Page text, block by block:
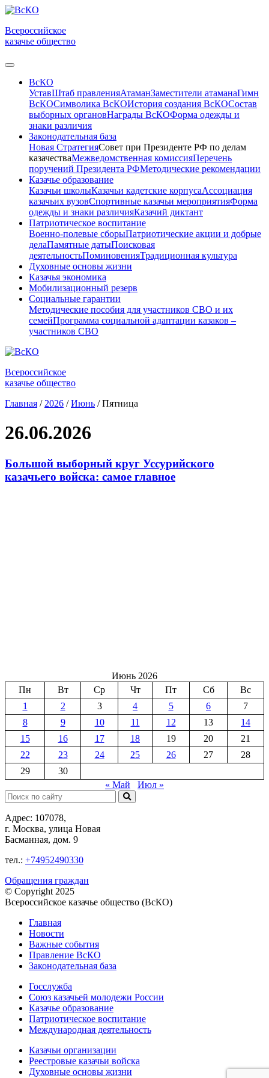
Всероссийское
казачье общество
ВсКО
УставШтаб правленияАтаманЗаместители атаманаГимн
ВсКОСимволика ВсКОИстория создания ВсКОСостав
выборных органовНаграды ВсКОФорма одежды и
знаки различия
Законодательная база
Новая СтратегияСовет при Президенте РФ по делам
казачестваМежведомственная комиссияПеречень
поручений Президента РФМетодические рекомендации
Казачье образование
Казачьи школыКазачьи кадетские корпусаАссоциация
казачьих вузовСпортивные казачьи мероприятияФорма
одежды и знаки различияКазачий диктант
Патриотическое воспитание
Военно-полевые сборыПатриотические акции и добрые
делаПамятные датыПоисковая
деятельностьПоминовенияТрадиционная культура
Духовные основы жизни
Казачья экономика
Мобилизационный резерв
Социальные гарантии
Методические пособия для участников СВО и их
семейПрограмма социальной адаптации казаков –
участников СВО
Всероссийское
казачье общество
Главная / 2026 / Июнь /Пятница
26.06.2026
Большой выборный круг Уссурийского
казачьего войска: самое главное
Июнь 2026
Пн
Вт Ср Чт Пт Сб
Вс
1
2 3 4 5 6
7
8
9 10 11 12 13
14
15
16 17 18 19 20
21
22
23 24 25 26 27
28
29
30
« Май
Июл »
Поиск:
Адрес: 107078,
г. Москва, улица Новая
Басманная, дом. 9
тел.: +74952490330
Обращения граждан
© Copyright 2025
Всероссийское казачье общество (ВсКО)
Главная
Новости
Важные события
Правление ВсКО
Законодательная база
Госслужба
Союз казачьей молодежи России
Казачье образование
Патриотическое воспитание
Международная деятельность
Казачьи организации
Реестровые казачьи войска
Духовные основы жизни